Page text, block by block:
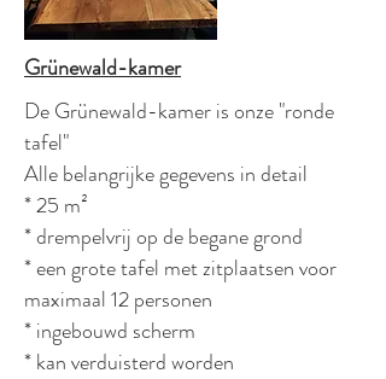
Grünewald-kamer
De Grünewald-kamer is onze "ronde
tafel"
Alle belangrijke gegevens in detail
* 25 m²
* drempelvrij op de begane grond
* een grote tafel met zitplaatsen voor
maximaal 12 personen
* ingebouwd scherm
* kan verduisterd worden